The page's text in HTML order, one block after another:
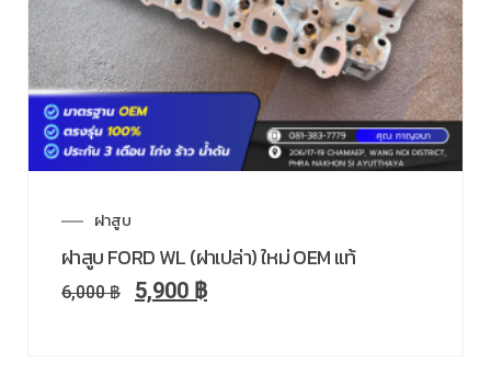
ฝาสูบ
ฝาสูบ FORD WL (ฝาเปล่า) ใหม่ OEM แท้
6,000฿ 5,900 ฿